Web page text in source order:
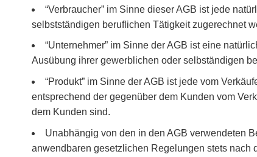
“Verbraucher” im Sinne dieser AGB ist jede
selbstständigen beruflichen Tätigkeit zugerechnet
“Unternehmer” im Sinne der AGB ist eine
Ausübung ihrer gewerblichen oder selbständigen
“Produkt” im Sinne der AGB ist jede vom
entsprechend der gegenüber dem Kunden vom
dem Kunden sind.
Unabhängig von den in den AGB verwendeten
anwendbaren gesetzlichen Regelungen stets nach